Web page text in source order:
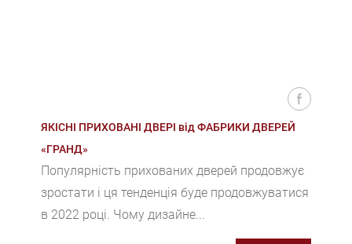
ЯКІСНІ ПРИХОВАНІ ДВЕРІ від ФАБРИКИ ДВЕРЕЙ
«ГРАНД»
Популярність прихованих дверей продовжує
зростати і ця тенденція буде продовжуватися
в 2022 році. Чому дизайне...